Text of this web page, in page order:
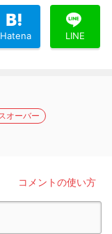
Hatena LINE
オーバー
コメントの使い方